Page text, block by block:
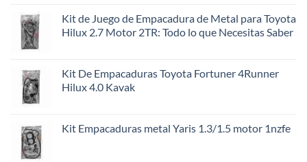
Kit de Juego de Empacadura de Metal para Toyota
Hilux 2.7 Motor 2TR: Todo lo que Necesitas Saber
Kit De Empacaduras Toyota Fortuner 4Runner
Hilux 4.0 Kavak
Kit Empacaduras metal Yaris 1.3/1.5 motor 1nzfe